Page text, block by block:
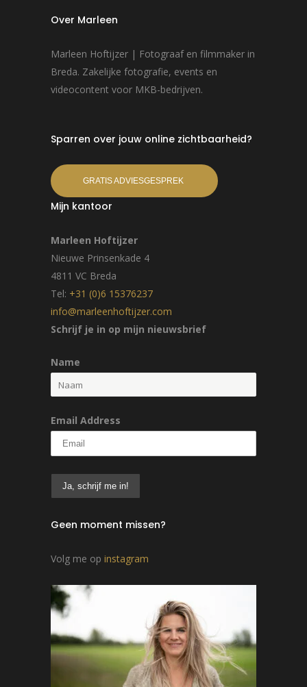
Over Marleen
Marleen Hoftijzer | Fotograaf en filmmaker in
Breda. Zakelijke fotografie, events en
videocontent voor MKB-bedrijven.
Sparren over jouw online zichtbaarheid?
GRATIS ADVIESGESPREK
Mijn kantoor
Marleen Hoftijzer
Nieuwe Prinsenkade 4
4811 VC Breda
Tel: +31 (0)6 15376237
info@marleenhoftijzer.com
Schrijf je in op mijn nieuwsbrief
Name
Email Address
Geen moment missen?
Volg me op instagram